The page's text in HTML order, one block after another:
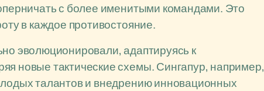
с более именитыми командами. Это
в каждое противостояние.
эволюционировали, адаптируясь к
новые тактические схемы. Сингапур, например,
талантов и внедрению инновационных